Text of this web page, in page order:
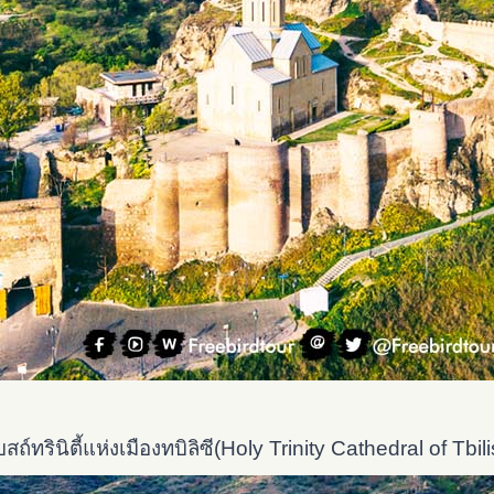
สถ์ทรินิตี้แห่งเมืองทบิลิซี(Holy Trinity Cathedral of